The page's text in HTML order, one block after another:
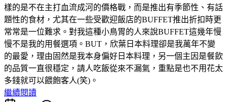
樣的是不在主打血流成河的價格戰，而是推出有季節性、有話
題性的食材，尤其在一些受歡迎飯店的BUFFET推出折扣時更
常常是一位難求。對我這種小鳥胃的人來說BUFFET這幾年慢
慢不是我的用餐選項。BUT，欣葉日本料理卻是我萬年不變
的最愛，理由固然是我本身偏好日本料理，另一個主因是餐飲
的品質一直很穩定，請人吃飯從來不漏氣，重點是也不用花太
多錢就可以餵飽客人(笑)。
繼續閱讀